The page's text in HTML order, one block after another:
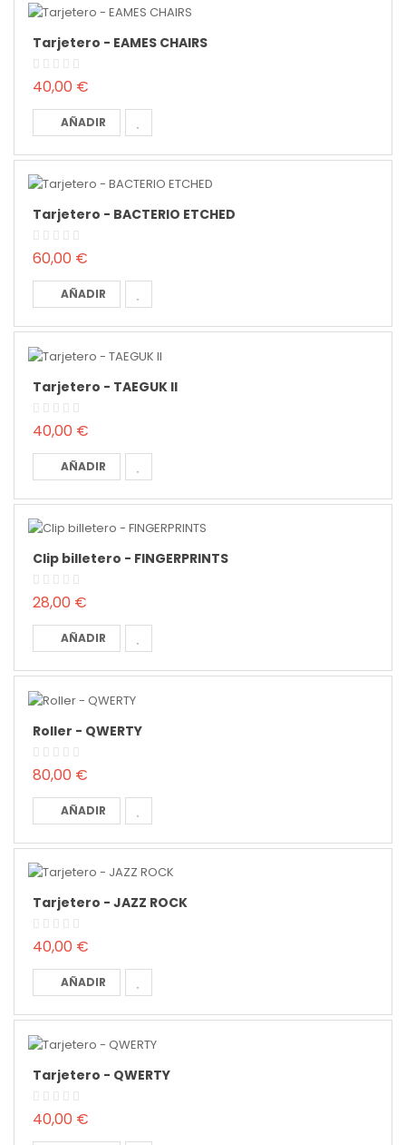
Tarjetero - EAMES CHAIRS
40,00 €
AÑADIR
Tarjetero - BACTERIO ETCHED
60,00 €
AÑADIR
Tarjetero - TAEGUK II
40,00 €
AÑADIR
Clip billetero - FINGERPRINTS
28,00 €
AÑADIR
Roller - QWERTY
80,00 €
AÑADIR
Tarjetero - JAZZ ROCK
40,00 €
AÑADIR
Tarjetero - QWERTY
40,00 €